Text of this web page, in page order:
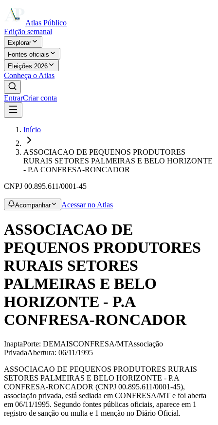
Atlas Público
Edição semanal
Explorar
Fontes oficiais
Eleições 2026
Conheça o Atlas
EntrarCriar conta
Início
ASSOCIACAO DE PEQUENOS PRODUTORES
RURAIS SETORES PALMEIRAS E BELO HORIZONTE
- P.A CONFRESA-RONCADOR
CNPJ 00.895.611/0001-45
Acompanhar Acessar no Atlas
ASSOCIACAO DE
PEQUENOS PRODUTORES
RURAIS SETORES
PALMEIRAS E BELO
HORIZONTE - P.A
CONFRESA-RONCADOR
InaptaPorte: DEMAISCONFRESA/MTAssociação
PrivadaAbertura: 06/11/1995
ASSOCIACAO DE PEQUENOS PRODUTORES RURAIS
SETORES PALMEIRAS E BELO HORIZONTE - P.A
CONFRESA-RONCADOR (CNPJ 00.895.611/0001-45),
associação privada, está sediada em CONFRESA/MT e foi aberta
em 06/11/1995. Segundo fontes públicas oficiais, aparece em 1
registro de sanção ou multa e 1 menção no Diário Oficial.